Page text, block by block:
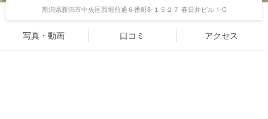
新潟県新潟市中央区西堀前通８番町8-１５２７ 春日井ビル 1-C
写真・動画 口コミ アクセス